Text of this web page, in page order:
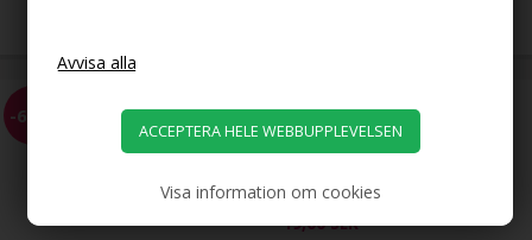
Visa information om cookies
-61% LYXO Sport hårsnoddar,
svarta, 10-pack
49,00
19,00SEK